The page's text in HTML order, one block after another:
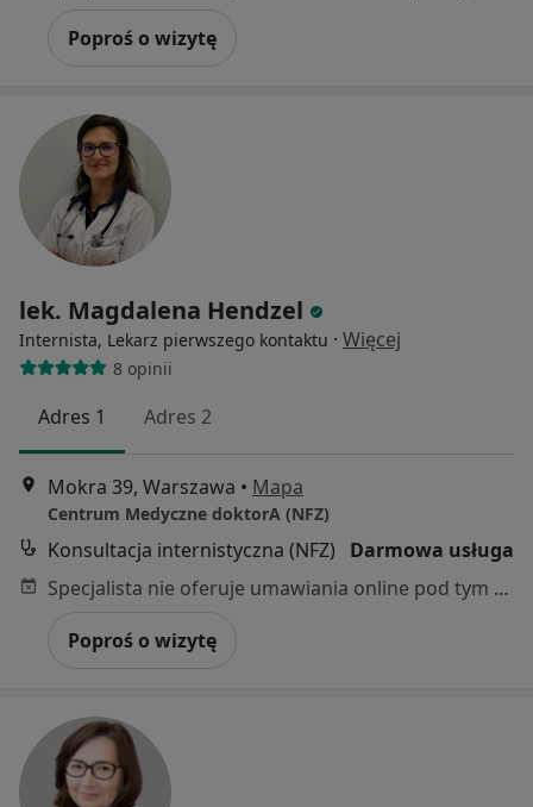
Poproś o wizytę
lek. Magdalena Hendzel
Internista, Lekarz pierwszego kontaktu · Więcej
8 opinii
Adres 1 Adres 2
Mokra 39, Warszawa • Mapa
Centrum Medyczne doktorA (NFZ)
Konsultacja internistyczna (NFZ)
Darmowa usługa
Specjalista nie oferuje umawiania online pod tym adresem.
Poproś o wizytę